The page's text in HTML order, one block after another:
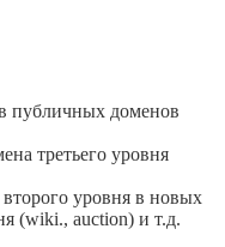
публичных доменов
третьего уровня
уровня в новых
(wiki., auction) и т.д.